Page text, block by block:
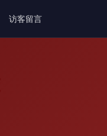
访客留言